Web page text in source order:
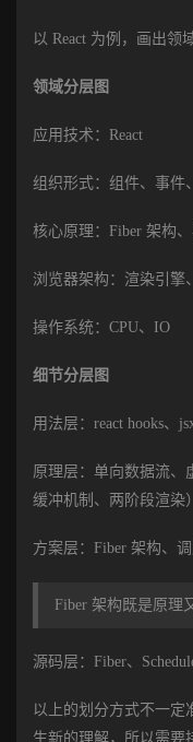
以 React 为例，画出领
领域分层图
应用技术：React
组织形式：组件、事件
核心原理：Fiber 架构
浏览器架构：渲染引擎
操作系统：CPU、IO
细节分层图
用法层：react hooks、
原理层：单向数据流、
缓冲机制、两阶段渲染
方案层：Fiber 架构、
Fiber 架构既是原理
源码层：Fiber、
以上的划分方式不一定
生新的理解，所以需要